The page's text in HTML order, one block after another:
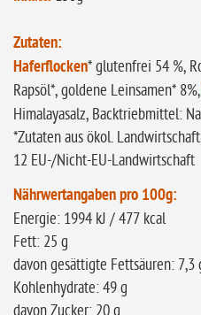
Zutaten:
Haferflocken* glutenfrei 54 %,
Rapsöl*, goldene Leinsamen* 8%,
Himalayasalz, Backtriebmittel:
*Zutaten aus ökol.
12 EU-/Nicht-EU-Landwirtschaft
Nährwertangaben pro 100g:
Energie: 1994 kJ / 477 kcal
Fett: 25 g
davon gesättigte Fettsäuren: 7,3
Kohlenhydrate: 49 g
davon Zucker: 20 g